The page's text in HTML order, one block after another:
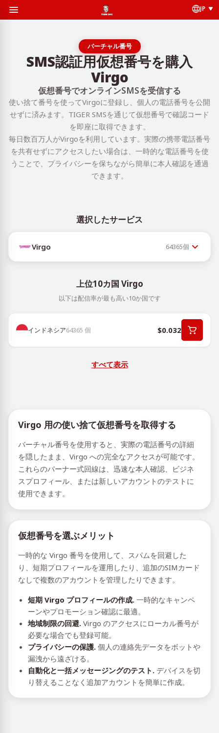
JP
バーチャル番号
SMS認証用仮想番号を購入
Virgo
仮想番号でオンラインSMSを受信する
使い捨て番号を使ってVirgoに登録し、個人の電話番号を公開
せずに済みます。TIGER SMSを通じて仮想番号で確認コード
を即座に取得できます。
毎日数百万人がVirgoを利用しています。実際の携帯電話番号
を共有せずにアクセスしたい場合は、一時的な電話番号を使
うことで、プライバシーを保ちながら簡単に本人確認を通過
できます。
選択したサービス
Virgo 64365個
上位10カ国 Virgo
以下は配信率が最も高い10か国です
インドネシア64365 個 $0.032
すべて表示
Virgo 用の使い捨て仮想番号を取得する
バーチャル番号を使用すると、実際の電話番号の詳細
を隠したまま、Virgo への完全なアクセスが可能です。
これらのバーナー式回線は、迅速な本人確認、ビジネ
スプロフィール、または新しいアカウントのテストに
使用できます。
仮想番号を選ぶメリット
一時的な Virgo 番号を使用して、スパムを回避した
り、短期プロフィールを運用したり、追加のSIMカード
なしで複数のアカウントを管理したりできます。
短期 Virgo プロフィールの作成. 一時的なキャンペ
ーンやプロモーション確認に最適。
地域制限の回避. Virgo のアクセスにローカル番号が
必要な場合でも登録可能。
プライバシーの保護. 個人の連絡先データをボットや
漏洩から遠ざける。
自動化と一括メッセージングのテスト. デバイスを切
り替えることなく追加アカウントを簡単に作成。